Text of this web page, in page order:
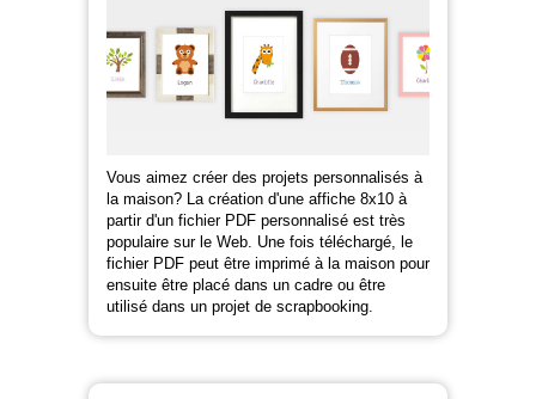
Vous aimez créer des projets personnalisés à
la maison? La création d'une affiche 8x10 à
partir d'un fichier PDF personnalisé est très
populaire sur le Web. Une fois téléchargé, le
fichier PDF peut être imprimé à la maison pour
ensuite être placé dans un cadre ou être
utilisé dans un projet de scrapbooking.